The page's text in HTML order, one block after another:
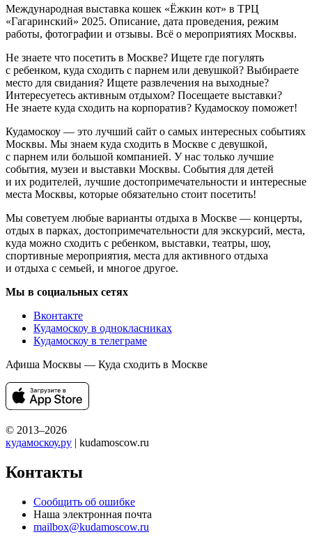
Международная выставка кошек «Ёжкин кот» в ТРЦ
«Гагаринский» 2025. Описание, дата проведения, режим
работы, фотографии и отзывы. Всё о мероприятиях Москвы.
Не знаете что посетить в Москве? Ищете где погулять
с ребенком, куда сходить с парнем или девушкой? Выбираете
место для свидания? Ищете развлечения на выходные?
Интересуетесь активным отдыхом? Посещаете выставки?
Не знаете куда сходить на корпоратив? Кудамоскоу поможет!
Кудамоскоу — это лучший сайт о самых интересных событиях
Москвы. Мы знаем куда сходить в Москве с девушкой,
с парнем или большой компанией. У нас только лучшие
события, музеи и выставки Москвы. События для детей
и их родителей, лучшие достопримечательности и интересные
места Москвы, которые обязательно стоит посетить!
Мы советуем любые варианты отдыха в Москве — концерты,
отдых в парках, достопримечательности для экскурсий, места,
куда можно сходить с ребенком, выставки, театры, шоу,
спортивные мероприятия, места для активного отдыха
и отдыха с семьей, и многое другое.
Мы в социальных сетях
Вконтакте
Кудамоскоу в однокласниках
Кудамоскоу в телеграме
Афиша Москвы — Куда сходить в Москве
© 2013–2026
кудамоскоу.ру | kudamoscow.ru
Контакты
Сообщить об ошибке
Наша электронная почта
mailbox@kudamoscow.ru